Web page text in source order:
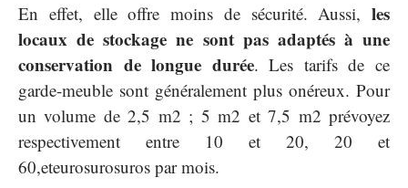
En effet, elle offre moins de sécurité. Aussi, les
locaux de stockage ne sont pas adaptés à une
conservation de longue durée. Les tarifs de ce
garde-meuble sont généralement plus onéreux. Pour
un volume de 2,5 m2 ; 5 m2 et 7,5 m2 prévoyez
respectivement entre 10 et 20, 20 et
60,eteurosurosuros par mois.